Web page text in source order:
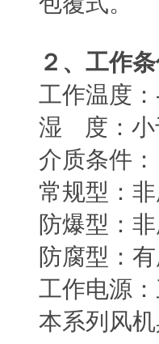
２、工作
工作温度
湿 度：小
介质条件：
常规型：
防爆型：
防腐型：
工作电源
本系列风